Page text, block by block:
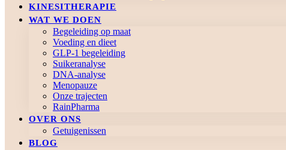
KINESITHERAPIE
WAT WE DOEN
Begeleiding op maat
Voeding en dieet
GLP-1 begeleiding
Suikeranalyse
DNA-analyse
Menopauze
Onze trajecten
RainPharma
OVER ONS
Getuigenissen
BLOG